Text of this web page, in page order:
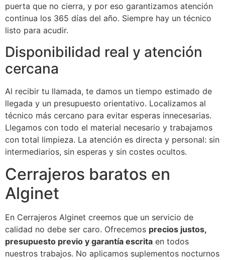
puerta que no cierra, y por eso garantizamos atención
continua los 365 días del año. Siempre hay un técnico
listo para acudir.
Disponibilidad real y atención
cercana
Al recibir tu llamada, te damos un tiempo estimado de
llegada y un presupuesto orientativo. Localizamos al
técnico más cercano para evitar esperas innecesarias.
Llegamos con todo el material necesario y trabajamos
con total limpieza. La atención es directa y personal: sin
intermediarios, sin esperas y sin costes ocultos.
Cerrajeros baratos en
Alginet
En Cerrajeros Alginet creemos que un servicio de
calidad no debe ser caro. Ofrecemos precios justos,
presupuesto previo y garantía escrita en todos
nuestros trabajos. No aplicamos suplementos nocturnos